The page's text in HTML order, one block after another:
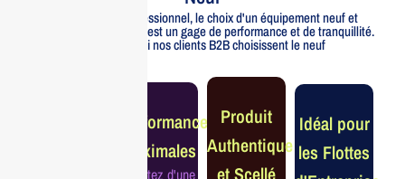
Pour un usage professionnel, le choix d'un équipement neuf et
officiellement distribué est un gage de performance et de tranquillité.
Voici pourquoi nos clients B2B choisissent le neuf
Performance
Maximales
Profitez d'une
Produit
Authentique
Idéal pour
les Flottes